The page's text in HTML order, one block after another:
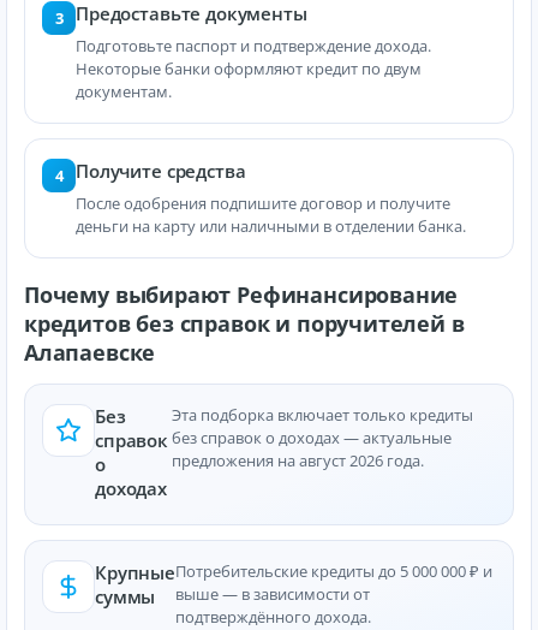
3 Предоставьте документы
Подготовьте паспорт и подтверждение дохода.
Некоторые банки оформляют кредит по двум
документам.
4 Получите средства
После одобрения подпишите договор и получите
деньги на карту или наличными в отделении банка.
Почему выбирают Рефинансирование
кредитов без справок и поручителей в
Алапаевске
Без
справок
о
доходах
Эта подборка включает только кредиты
без справок о доходах — актуальные
предложения на август 2026 года.
Крупные
суммы
Потребительские кредиты до 5 000 000 ₽ и
выше — в зависимости от
подтверждённого дохода.